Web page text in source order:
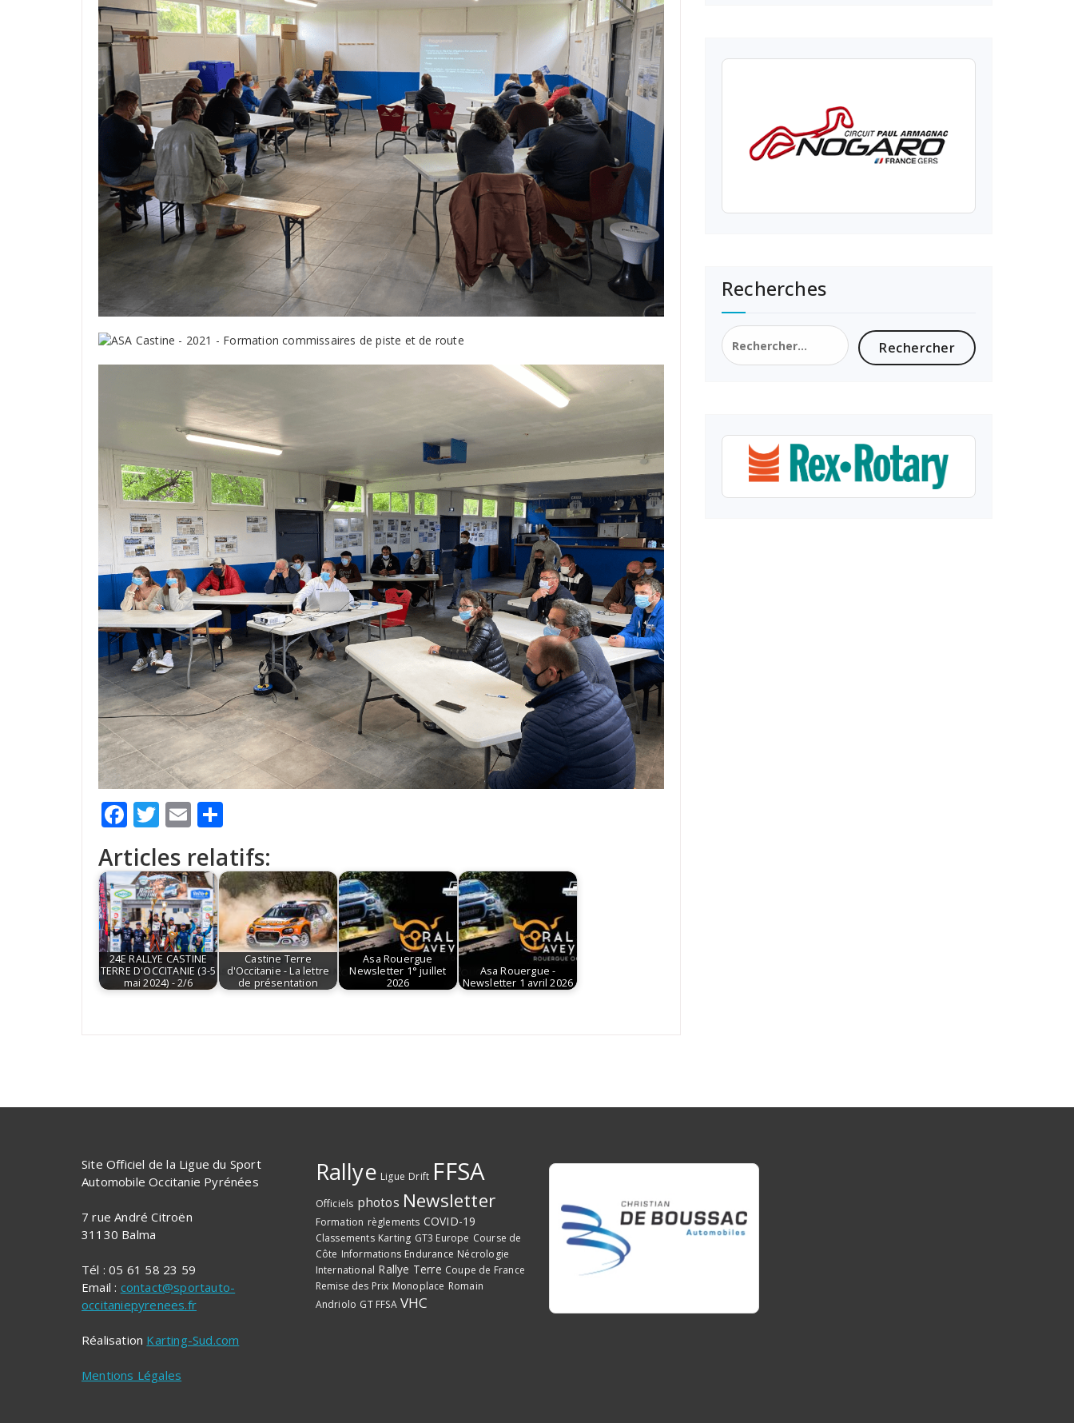
Facebook
Twitter
Email
Articles relatifs:
24E RALLYE CASTINE
TERRE D'OCCITANIE (3-5
mai 2024) - 2/6
Castine Terre
d'Occitanie - La lettre
de présentation
Asa Rouergue
Newsletter 1° juillet
2026
Asa Rouergue -
Newsletter 1 avril 2026
Recherches
Rechercher :
Site Officiel de la Ligue du Sport
Automobile Occitanie Pyrénées
7 rue André Citroën
31130 Balma
Tél : 05 61 58 23 59
Email : contact@sportauto-
occitaniepyrenees.fr
Réalisation Karting-Sud.com
Mentions Légales
Rallye Ligue Drift FFSA
Officiels photos Newsletter
Formation règlements COVID-19
Classements Karting GT3 Europe Course de
Côte Informations Endurance Nécrologie
International Rallye Terre Coupe de France
Remise des Prix Monoplace Romain
Andriolo GT FFSA VHC